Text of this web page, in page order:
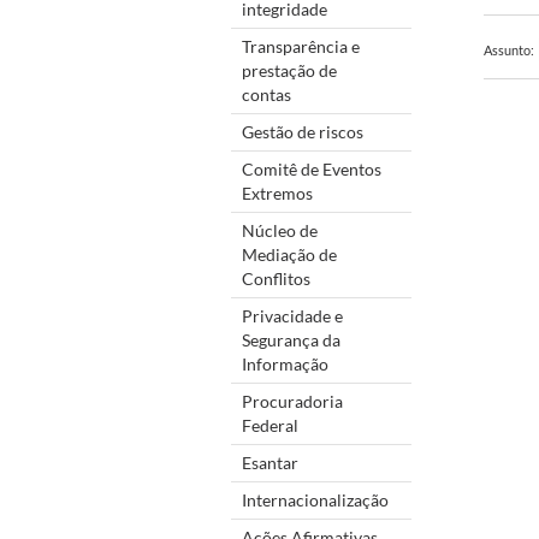
integridade
Transparência e
prestação de
contas
Gestão de riscos
Comitê de Eventos
Extremos
Núcleo de
Mediação de
Conflitos
Privacidade e
Segurança da
Informação
Procuradoria
Federal
Esantar
Internacionalização
Assunto: